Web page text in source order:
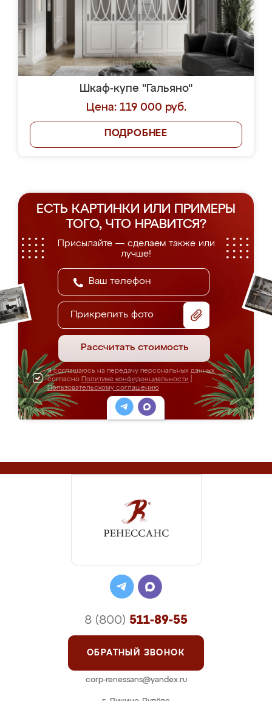
Шкаф-купе "Гальяно"
Цена: 119 000 руб.
ПОДРОБНЕЕ
ЕСТЬ КАРТИНКИ ИЛИ ПРИМЕРЫ
ТОГО, ЧТО НРАВИТСЯ?
Присылайте — сделаем также или
лучше!
Прикрепить фото
Рассчитать стоимость
Я соглашаюсь на передачу персональных данных
согласно Политике конфиденциальности
Пользовательскому соглашению
8 (800) 511-89-55
ОБРАТНЫЙ ЗВОНОК
corp-renessans@yandex.ru